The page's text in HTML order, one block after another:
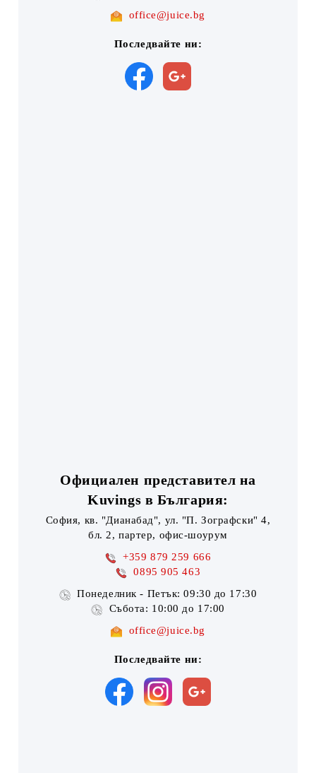
office@juice.bg
Последвайте ни:
Официален представител на
Kuvings в България:
София, кв. "Дианабад", ул. "П. Зографски" 4,
бл. 2, партер, офис-шоурум
+359 879 259 666
0895 905 463
Понеделник - Петък: 09:30 до 17:30
Събота: 10:00 до 17:00
office@juice.bg
Последвайте ни: